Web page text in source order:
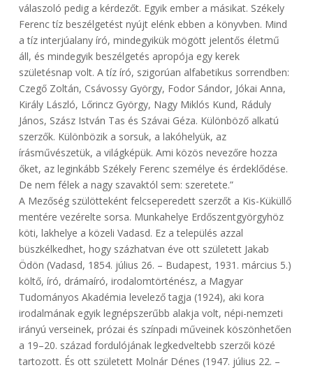
válaszoló pedig a kérdezőt. Egyik ember a másikat. Székely
Ferenc tíz beszélgetést nyújt elénk ebben a könyvben. Mind
a tíz interjúalany író, mindegyikük mögött jelentős életmű
áll, és mindegyik beszélgetés apropója egy kerek
születésnap volt. A tíz író, szigorúan alfabetikus sorrendben:
Czegő Zoltán, Csávossy György, Fodor Sándor, Jókai Anna,
Király László, Lőrincz György, Nagy Miklós Kund, Ráduly
János, Szász István Tas és Szávai Géza. Különböző alkatú
szerzők. Különbözik a sorsuk, a lakóhelyük, az
írásművészetük, a világképük. Ami közös nevezőre hozza
őket, az leginkább Székely Ferenc személye és érdeklődése.
De nem félek a nagy szavaktól sem: szeretete.”
A Mezőség szülötteként felcseperedett szerzőt a Kis-Küküllő
mentére vezérelte sorsa. Munkahelye Erdőszentgyörgyhöz
köti, lakhelye a közeli Vadasd. Ez a település azzal
büszkélkedhet, hogy százhatvan éve ott született Jakab
Ödön (Vadasd, 1854. július 26. – Budapest, 1931. március 5.)
költő, író, drámaíró, irodalomtörténész, a Magyar
Tudományos Akadémia levelező tagja (1924), aki kora
irodalmának egyik legnépszerűbb alakja volt, népi-nemzeti
irányú verseinek, prózai és színpadi műveinek köszönhetően
a 19–20. század fordulójának legkedveltebb szerzői közé
tartozott. És ott született Molnár Dénes (1947. július 22. –